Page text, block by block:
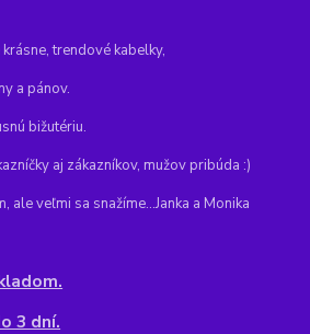
trendové kabelky,
a pánov.
bižutériu.
aj zákazníkov, mužov pribúda :)
ale veľmi sa snažíme...Janka a Monika
3 dní.